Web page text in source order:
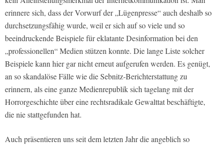
erinnere sich, dass der Vorwurf der „Lügenpresse“ auch deshalb so
durchsetzungsfähig wurde, weil er sich auf so viele und so
beeindruckende Beispiele für eklatante Desinformation bei den
„professionellen“ Medien stützen konnte. Die lange Liste solcher
Beispiele kann hier gar nicht erneut aufgerufen werden. Es genügt,
an so skandalöse Fälle wie die Sebnitz-Berichterstattung zu
erinnern, als eine ganze Medienrepublik sich tagelang mit der
Horrorgeschichte über eine rechtsradikale Gewalttat beschäftigte,
die nie stattgefunden hat.
Auch präsentieren uns seit dem letzten Jahr die angeblich so